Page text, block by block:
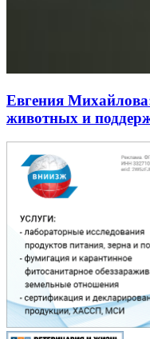
Евгения
животных и